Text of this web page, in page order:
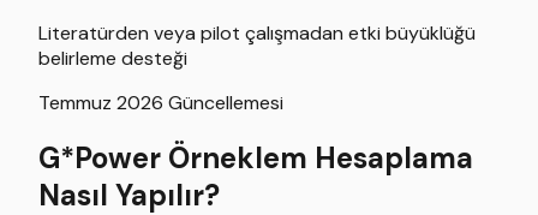
Literatürden veya pilot çalışmadan etki büyüklüğü
belirleme desteği
Temmuz 2026 Güncellemesi
G*Power Örneklem Hesaplama
Nasıl Yapılır?